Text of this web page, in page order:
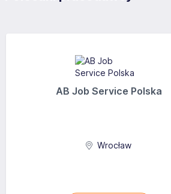
AB Job Service Polska
Wrocław